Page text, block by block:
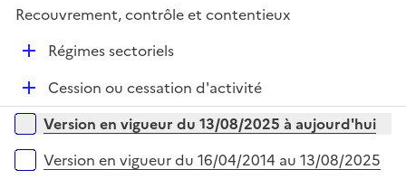
e
ip
r
Recouvrement, contrôle et contentieux
D
e
Régimes sectoriels
D
é
p
Cession ou cessation d'activité
Versions sur la période
Version en vigueur du 13/08/2025 à aujourd'hui
Version en vigueur du 16/04/2014 au 13/08/2025